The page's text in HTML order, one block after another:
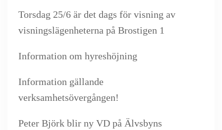
Torsdag 25/6 är det dags för visning av
visningslägenheterna på Brostigen 1
Information om hyreshöjning
Information gällande
verksamhetsövergången!
Peter Björk blir ny VD på Älvsbyns